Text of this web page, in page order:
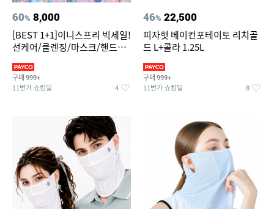
60% 8,000
[BEST 1+1]이니스프리 빅세일!
선케어/클렌징/마스크/핸드크
구매 999+
11번가 쇼킹딜 4
46% 22,500
피자헛 베이컨포테이토 리치골
드 L+콜라 1.25L
구매 999+
11번가 쇼킹딜 8